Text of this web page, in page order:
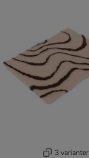
3 varianter